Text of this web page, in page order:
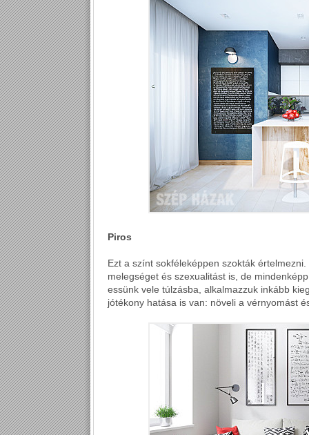
Piros
Ezt a színt sokféleképpen szokták
melegséget és szexualitást is, de
essünk vele túlzásba, alkalmazzuk inkább
jótékony hatása is van: növeli a vérnyomást